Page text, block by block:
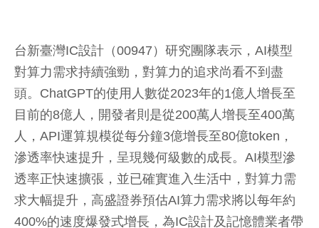
台新臺灣IC設計（00947）研究團隊表示，AI模型
對算力需求持續強勁，對算力的追求尚看不到盡
頭。ChatGPT的使用人數從2023年的1億人增長至
目前的8億人，開發者則是從200萬人增長至400萬
人，API運算規模從每分鐘3億增長至80億token，
滲透率快速提升，呈現幾何級數的成長。AI模型滲
透率正快速擴張，並已確實進入生活中，對算力需
求大幅提升，高盛證券預估AI算力需求將以每年約
400%的速度爆發式增長，為IC設計及記憶體業者帶